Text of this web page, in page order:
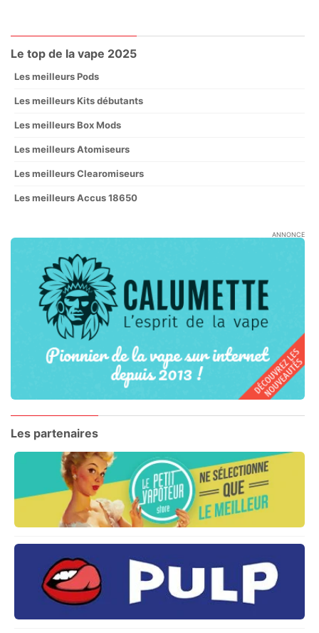
Le top de la vape 2025
Les meilleurs Pods
Les meilleurs Kits débutants
Les meilleurs Box Mods
Les meilleurs Atomiseurs
Les meilleurs Clearomiseurs
Les meilleurs Accus 18650
ANNONCE
Les partenaires